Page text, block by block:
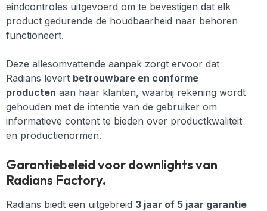
eindcontroles uitgevoerd om te bevestigen dat elk
product gedurende de houdbaarheid naar behoren
functioneert.
Deze allesomvattende aanpak zorgt ervoor dat
Radians levert betrouwbare en conforme
producten aan haar klanten, waarbij rekening wordt
gehouden met de intentie van de gebruiker om
informatieve content te bieden over productkwaliteit
en productienormen.
Garantiebeleid voor downlights van
Radians Factory.
Radians biedt een uitgebreid 3 jaar of 5 jaar garantie